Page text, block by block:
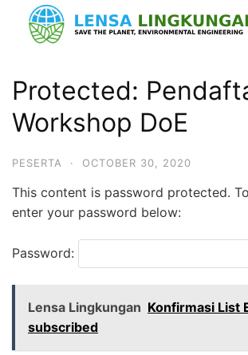
Protected:
Workshop DoE
PESERTA · OCTOBER 30, 2020
This content is password protected.
enter your password below:
Password:
Lensa Lingkungan Konfirmasi List
subscribed